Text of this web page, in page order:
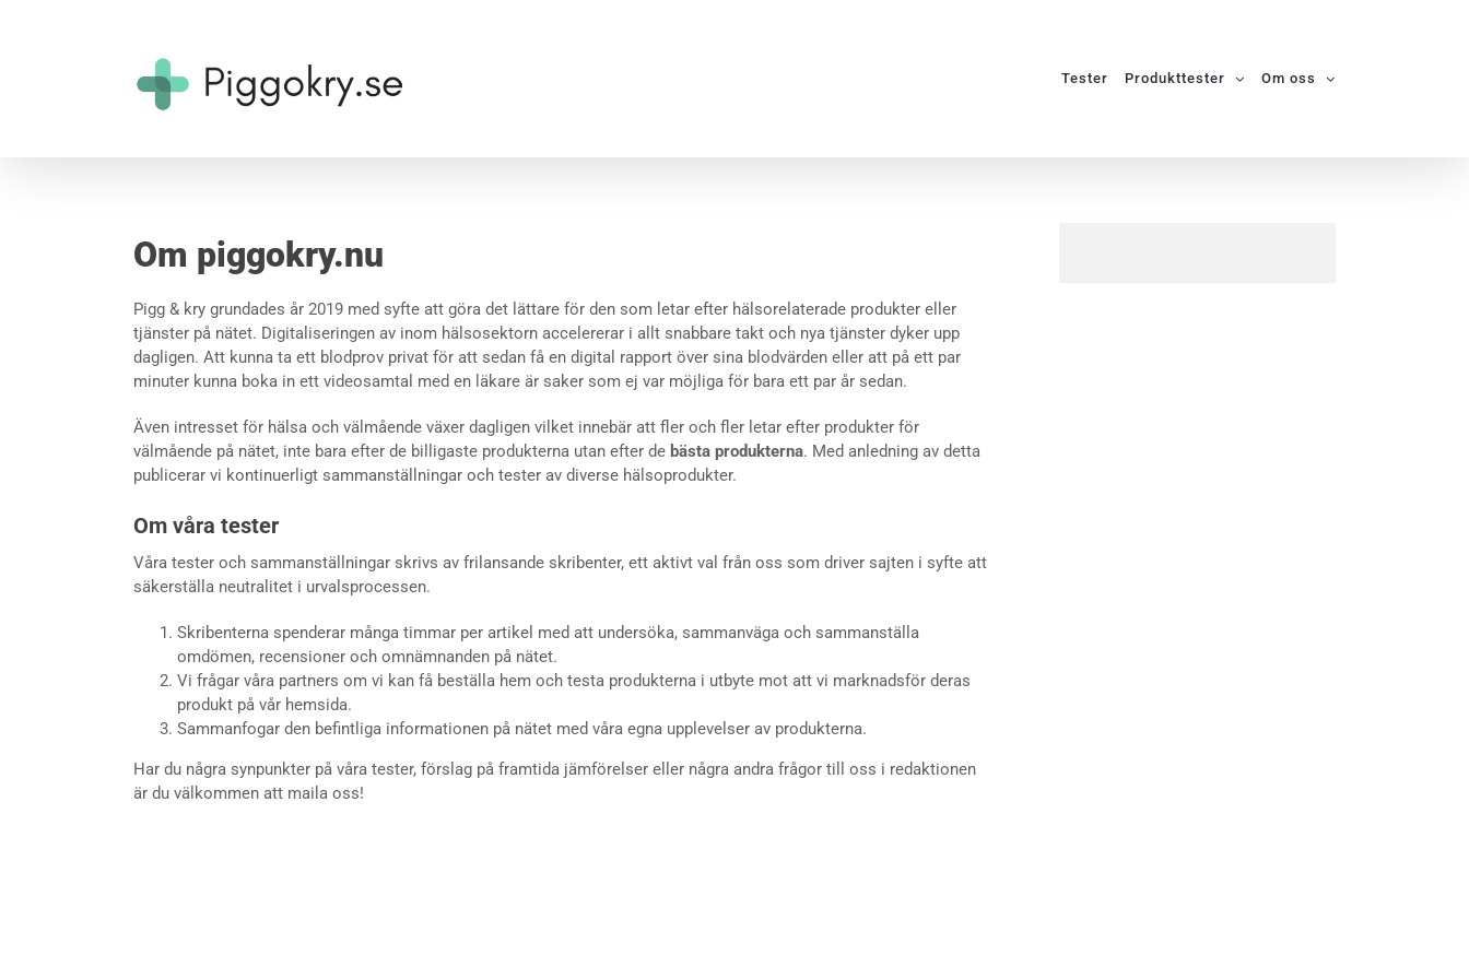
Tester Produkttester Om oss
Om piggokry.nu
Pigg & kry grundades år 2019 med syfte att göra det lättare för den som letar efter hälsorelaterade produkter eller
tjänster på nätet. Digitaliseringen av inom hälsosektorn accelererar i allt snabbare takt och nya tjänster dyker upp
dagligen. Att kunna ta ett blodprov privat för att sedan få en digital rapport över sina blodvärden eller att på ett par
minuter kunna boka in ett videosamtal med en läkare är saker som ej var möjliga för bara ett par år sedan.
Även intresset för hälsa och välmående växer dagligen vilket innebär att fler och fler letar efter produkter för
välmående på nätet, inte bara efter de billigaste produkterna utan efter de bästa produkterna. Med anledning av detta
publicerar vi kontinuerligt sammanställningar och tester av diverse hälsoprodukter.
Om våra tester
Våra tester och sammanställningar skrivs av frilansande skribenter, ett aktivt val från oss som driver sajten i syfte att
säkerställa neutralitet i urvalsprocessen.
Skribenterna spenderar många timmar per artikel med att undersöka, sammanväga och sammanställa
omdömen, recensioner och omnämnanden på nätet.
Vi frågar våra partners om vi kan få beställa hem och testa produkterna i utbyte mot att vi marknadsför deras
produkt på vår hemsida.
Sammanfogar den befintliga informationen på nätet med våra egna upplevelser av produkterna.
Har du några synpunkter på våra tester, förslag på framtida jämförelser eller några andra frågor till oss i redaktionen
är du välkommen att maila oss!